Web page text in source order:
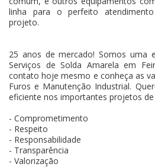
linha para o perfeito
projeto.
25 anos de mercado! Somos uma
Serviços de Solda Amarela em
contato hoje mesmo e conheça as
Furos e Manutenção Industrial.
eficiente nos importantes projetos
- Comprometimento
- Respeito
- Responsabilidade
- Transparência
- Valorização